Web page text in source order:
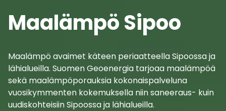
Maalämpö Sipoo
Maalämpö avaimet käteen periaatteella Sipoossa ja
lähialueilla. Suomen Geoenergia tarjoaa maalämpöä
sekä maalämpöporauksia kokonaispalveluna
vuosikymmenten kokemuksella niin saneeraus- kuin
uudiskohteisiin Sipoossa ja lähialueilla.